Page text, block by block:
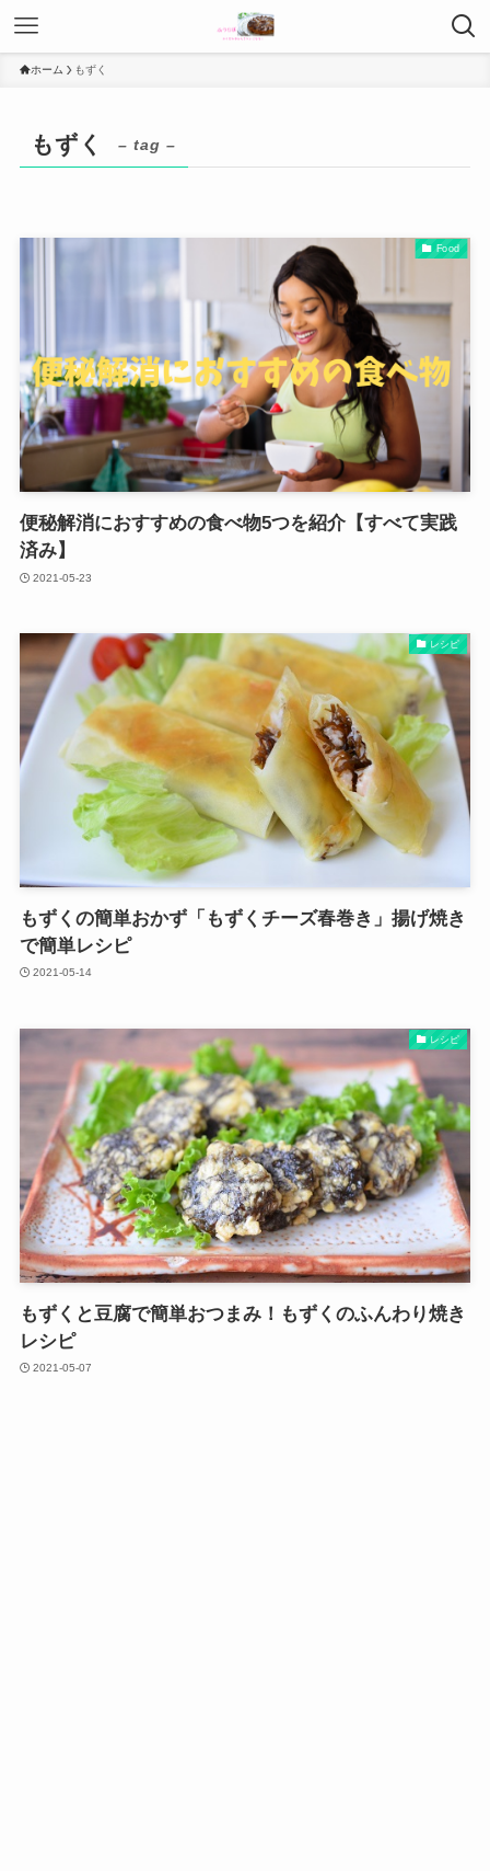
ホーム もずく
もずく – tag –
Food
便秘解消におすすめの食べ物5つを紹介【すべて実践
済み】
2021-05-23
レシピ
もずくの簡単おかず「もずくチーズ春巻き」揚げ焼き
で簡単レシピ
2021-05-14
レシピ
もずくと豆腐で簡単おつまみ！もずくのふんわり焼き
レシピ
2021-05-07